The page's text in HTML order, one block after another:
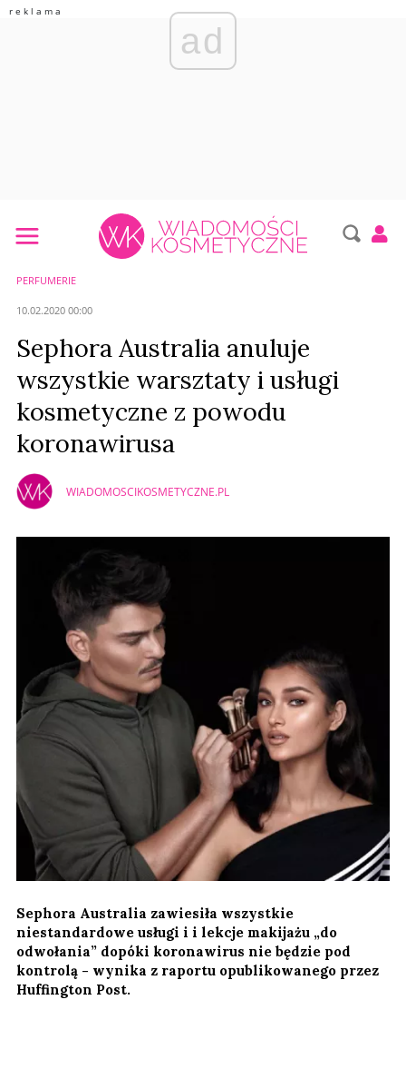
ad
PERFUMERIE
10.02.2020 00:00
Sephora Australia anuluje
wszystkie warsztaty i usługi
kosmetyczne z powodu
koronawirusa
WIADOMOSCIKOSMETYCZNE.PL
Sephora Australia zawiesiła wszystkie
niestandardowe usługi i i lekcje makijażu „do
odwołania” dopóki koronawirus nie będzie pod
kontrolą - wynika z raportu opublikowanego przez
Huffington Post.